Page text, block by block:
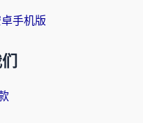
手机版